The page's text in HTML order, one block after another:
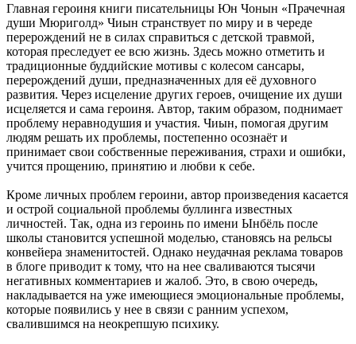
Главная героиня книги писательницы Юн Чонын «Прачечная
души Мюриголд» Чиын странствует по миру и в череде
перерождений не в силах справиться с детской травмой,
которая преследует ее всю жизнь. Здесь можно отметить и
традиционные буддийские мотивы с колесом сансары,
перерождений души, предназначенных для её духовного
развития. Через исцеление других героев, очищение их души
исцеляется и сама героиня. Автор, таким образом, поднимает
проблему неравнодушия и участия. Чиын, помогая другим
людям решать их проблемы, постепенно осознаёт и
принимает свои собственные переживания, страхи и ошибки,
учится прощению, принятию и любви к себе.
Кроме личных проблем героини, автор произведения касается
и острой социальной проблемы буллинга известных
личностей. Так, одна из героинь по имени Ынбёль после
школы становится успешной моделью, становясь на рельсы
конвейера знаменитостей. Однако неудачная реклама товаров
в блоге приводит к тому, что на нее сваливаются тысячи
негативных комментариев и жалоб. Это, в свою очередь,
накладывается на уже имеющиеся эмоциональные проблемы,
которые появились у нее в связи с ранним успехом,
свалившимся на неокрепшую психику.